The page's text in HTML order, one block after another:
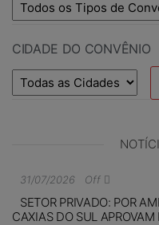
CIDADE DO CONVÊNIO
31/07/2026 Off
SETOR PRIVADO: POR
CAXIAS DO SUL APROVAM